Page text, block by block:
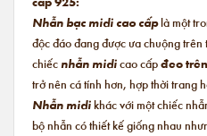
Nhẫn bạc midi cao cấplà một
độc đáo đang được ưa chuộng
chiếcnhẫn midicao cấpđeo
trở nên cá tính hơn, hợp thời trang
Nhẫn midikhác với một chiếc
bộ nhẫn có thiết kế giống nhau